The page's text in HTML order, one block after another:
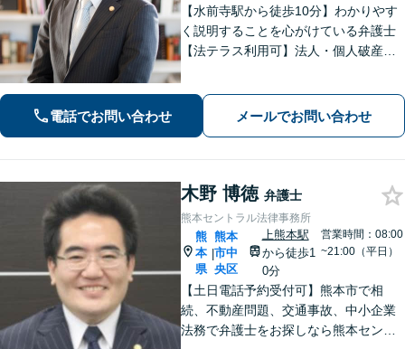
【水前寺駅から徒歩10分】わかりやす
く説明することを心がけている弁護士
【法テラス利用可】法人・個人破産申
対応でスムーズに解決できるよう尽力
します。
電話でお問い合わせ メールでお問い合わせ
木野 博徳 弁護士
熊本セントラル法律事務所
熊
本
県
|
熊本
市中
央区
上熊本駅
から徒歩1
0分
営業時間：08:00
~21:00（平日）
【土日電話予約受付可】熊本市で相
続、不動産問題、交通事故、中小企業
法務で弁護士をお探しなら熊本セント